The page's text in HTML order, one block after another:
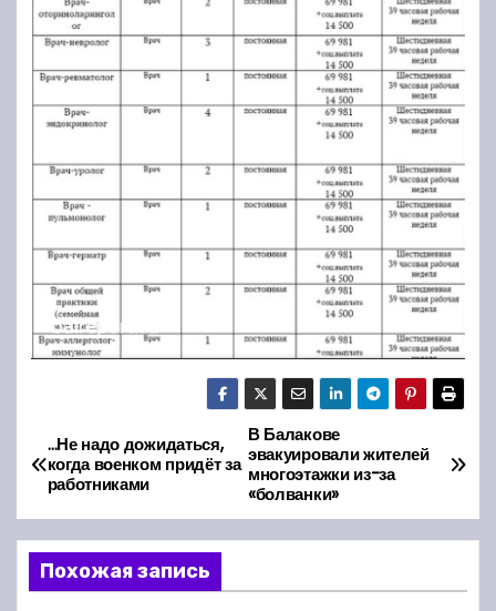
Н
а
в
и
В Балакове
эвакуировали жителей
многоэтажки из-за
«болванки»
…Не надо дожидаться,
когда военком придёт за
работниками
Похожая запись